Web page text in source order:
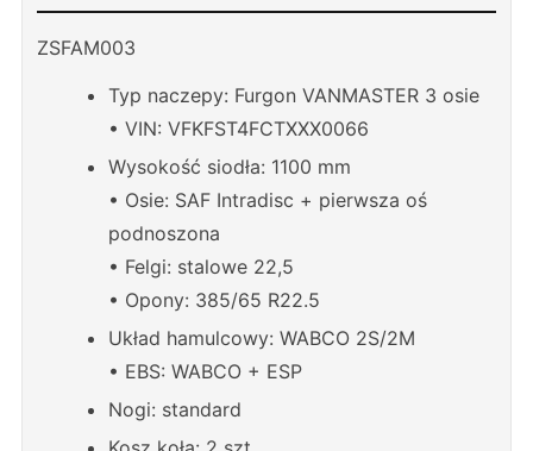
ZSFAM003
Typ naczepy: Furgon VANMASTER 3 osie
• VIN: VFKFST4FCTXXX0066
Wysokość siodła: 1100 mm
• Osie: SAF Intradisc + pierwsza oś
podnoszona
• Felgi: stalowe 22,5
• Opony: 385/65 R22.5
Układ hamulcowy: WABCO 2S/2M
• EBS: WABCO + ESP
Nogi: standard